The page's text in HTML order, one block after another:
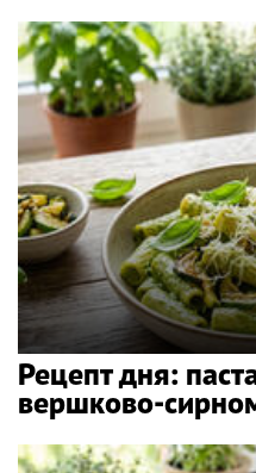
Рецепт дня:
вершково-